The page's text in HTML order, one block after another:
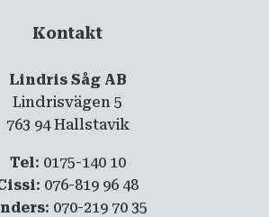
Kontakt
Lindris Såg AB
Lindrisvägen 5
763 94 Hallstavik
Tel: 0175-140 10
: 076-819 96 48
: 070-219 70 35